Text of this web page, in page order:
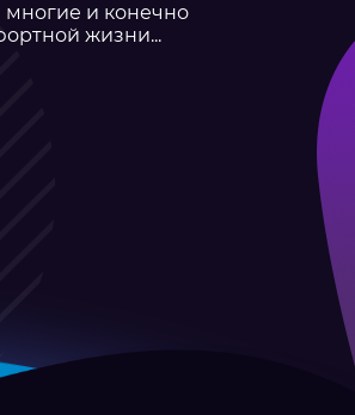
многие и конечно
жизни...